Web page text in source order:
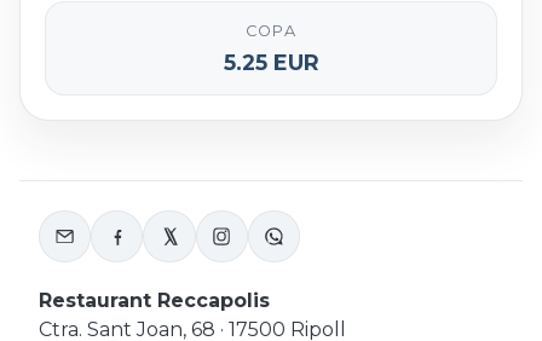
COPA
5.25 EUR
Restaurant Reccapolis
Ctra. Sant Joan, 68 · 17500 Ripoll